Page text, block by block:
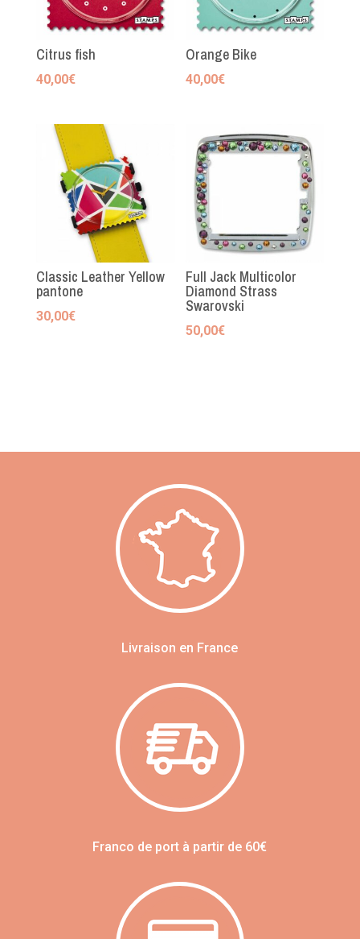
Citrus fish
40,00€
Orange Bike
40,00€
Classic Leather Yellow
pantone
30,00€
Full Jack Multicolor
Diamond Strass
Swarovski
50,00€
Livraison en France
Franco de port à partir de 60€